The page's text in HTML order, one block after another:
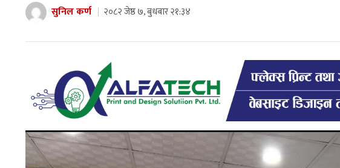
सुनिल कर्ण २०८२ जेष्ठ ७, बुधबार २१:३४